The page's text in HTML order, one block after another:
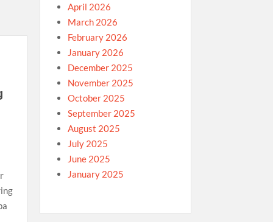
April 2026
March 2026
February 2026
January 2026
December 2025
November 2025
October 2025
September 2025
August 2025
July 2025
June 2025
January 2025